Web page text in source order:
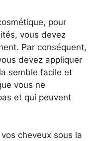
pour
vous devez
Par conséquent,
devez appliquer
semble facile et
vous ne
et qui peuvent
cheveux sous la